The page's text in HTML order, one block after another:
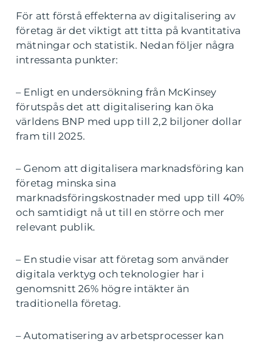
För att förstå effekterna av digitalisering av
företag är det viktigt att titta på kvantitativa
mätningar och statistik. Nedan följer några
intressanta punkter:
– Enligt en undersökning från McKinsey
förutspås det att digitalisering kan öka
världens BNP med upp till 2,2 biljoner dollar
fram till 2025.
– Genom att digitalisera marknadsföring kan
företag minska sina
marknadsföringskostnader med upp till 40%
och samtidigt nå ut till en större och mer
relevant publik.
– En studie visar att företag som använder
digitala verktyg och teknologier har i
genomsnitt 26% högre intäkter än
traditionella företag.
– Automatisering av arbetsprocesser kan